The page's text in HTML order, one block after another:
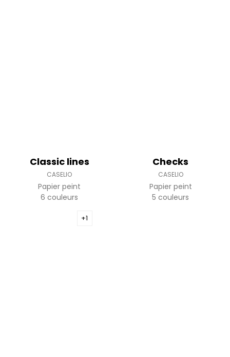
Classic lines
CASELIO
Papier peint
6 couleurs
+1
Checks
CASELIO
Papier peint
5 couleurs